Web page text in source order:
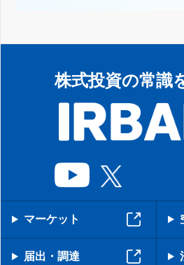
株式投資の常識
マーケット
届出・調達